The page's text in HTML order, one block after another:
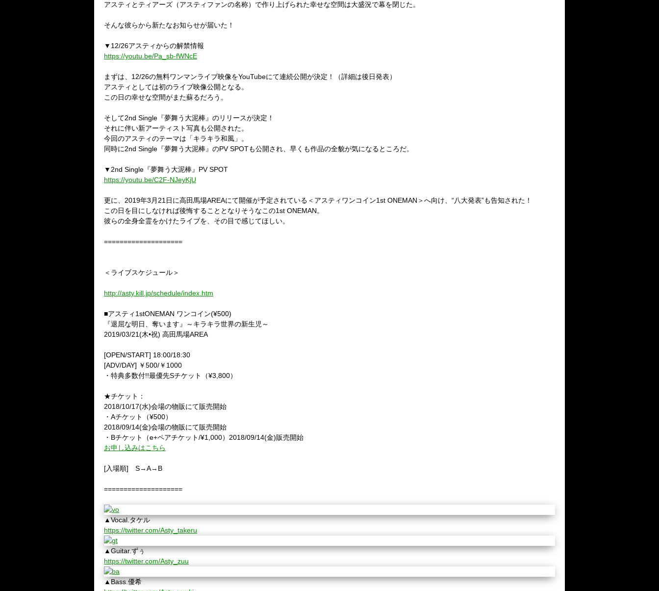
アスティとティアーズ（アスティファンの名称）で作り上げられた幸せな空間は大盛況で幕を閉じた。
そんな彼らから新たなお知らせが届いた！
▼12/26アスティからの解禁情報
https://youtu.be/Pa_sb-fWNcE
まずは、12/26の無料ワンマンライブ映像をYouTubeにて連続公開が決定！（詳細は後日発表）
アスティとしては初のライブ映像公開となる。
この日の幸せな空間がまた蘇るだろう。
そして2nd Single『夢舞う大泥棒』のリリースが決定！
それに伴い新アーティスト写真も公開された。
今回のアスティのテーマは「キラキラ和風」。
同時に2nd Single『夢舞う大泥棒』のPV SPOTも公開され、早くも作品の全貌が気になるところだ。
▼2nd Single『夢舞う大泥棒』PV SPOT
https://youtu.be/C2F-NJeyKjU
更に、2019年3月21日に高田馬場AREAにて開催が予定されている＜アスティワンコイン1st ONEMAN＞へ向け、“八大発表”も告知された！
この日を目にしなければ後悔することとなりそうなこの1st ONEMAN。
彼らの全身全霊をかけたライブを、その目で感じてほしい。
====================
＜ライブスケジュール＞
http://asty.kill.jp/schedule/index.htm
■アスティ1stONEMAN ワンコイン(¥500)
『退屈な明日、奪います』～キラキラ世界の新生児～
2019/03/21(木•祝) 高田馬場AREA
[OPEN/START] 18:00/18:30
[ADV/DAY] ￥500/￥1000
・特典多数付!!最優先Sチケット（¥3,800）
★チケット：
2018/10/17(水)会場の物販にて販売開始
・Aチケット（¥500）
2018/09/14(金)会場の物販にて販売開始
・Bチケット（e+ペアチケット/¥1,000）2018/09/14(金)販売開始
お申し込みはこちら
[入場順] S→A→B
====================
▲Vocal.タケル
https://twitter.com/Asty_takeru
▲Guitar.ずぅ
https://twitter.com/Asty_zuu
▲Bass.優希